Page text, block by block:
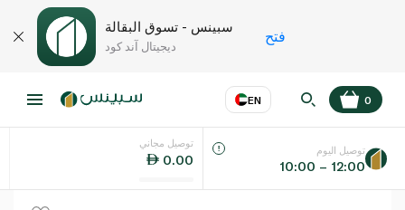
سبينس - تسوق البقالة
ديجيتال آند كود
فتح
EN
اللغة عر
0
توصيل مجاني
0.00
توصيل اليوم
10:00 – 12:00